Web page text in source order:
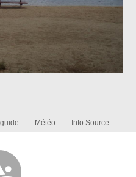
Météo Info Source